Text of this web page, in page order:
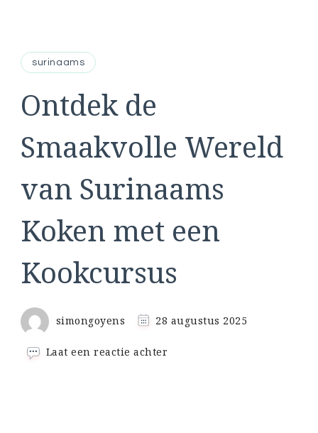
surinaams
Ontdek de
Smaakvolle Wereld
van Surinaams
Koken met een
Kookcursus
simongoyens 28 augustus 2025
Laat een reactie achter